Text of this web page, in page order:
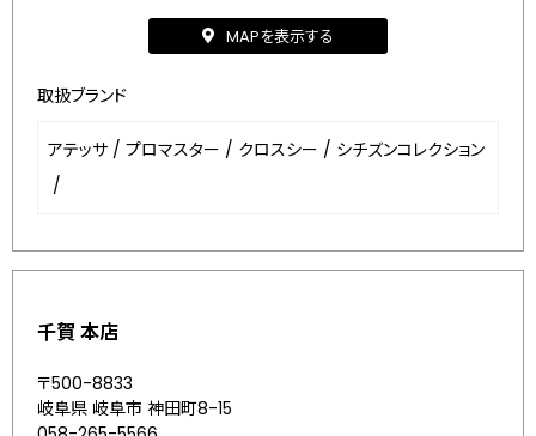
MAPを表示する
取扱ブランド
アテッサ / プロマスター / クロスシー / シチズンコレクション
/
千賀 本店
〒500-8833
岐阜県 岐阜市 神田町8-15